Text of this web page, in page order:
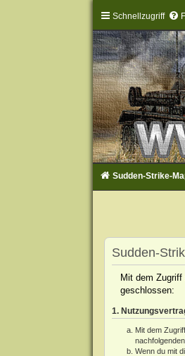
Schnellzugriff
Sudden-Strike-
Sudden-
Mit dem Zugriff
geschlossen:
1.
Mit dem
Wenn du mit